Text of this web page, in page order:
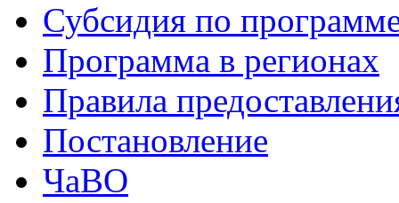
Субсидия по
Программа в регионах
Правила
Постановление
ЧаВО